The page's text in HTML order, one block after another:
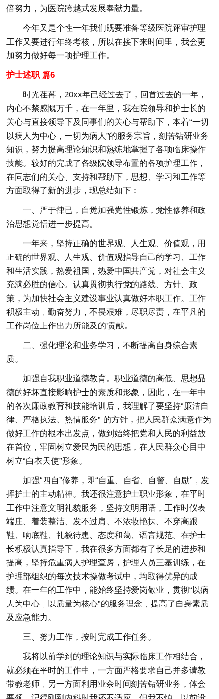
倍努力，为医院跨越式发展奉献力量。
今年又是个性一年我们既要准备等级医院评审护理
工作又要进行年终考核，所以在接下来时间里，我会更
加努力做好每一项护理工作。
护士述职 篇6
时光荏苒，20xx年已经过去了，回首过去的一年，
内心不禁感慨万千，在一年里，我在院领导和护士长的
关心与直接领导下及同事们的关心与帮助下，本着“一切
以病人为中心，一切为病人”的服务宗旨，刻苦钻研业务
知识，努力提高理论知识和熟练地掌握了各项临床操作
技能。较好的完成了各级院领导布置的各项护理工作，
在同志们的关心、支持和帮助下，思想、学习和工作等
方面取得了新的进步，现总结如下：
一、严于律已，自觉加强党性锻炼，党性修养和政
治思想觉悟进一步提高。
一年来，坚持正确的世界观、人生观、价值观，用
正确的世界观、人生观、价值观指导自己的学习、工作
和生活实践，热爱祖国，热爱中国共产党，对社会主义
充满必胜的信心。认真贯彻执行党的路线、方针、政
策，为加快社会主义建设事业认真做好本职工作。工作
积极主动，勤奋努力，不畏艰难，尽职尽责，在平凡的
工作岗位上作出力所能及的'贡献。
二、强化理论和业务学习，不断提高自身综合素
质。
加强自我职业道德教育。职业道德的高低、思想品
德的好坏直接影响护士的素质和形象，因此，在一年中
的各次廉政教育和技能培训后，我理解了要坚持“廉洁自
律、严格执法、热情服务” 的方针，把人民群众满意作为
做好工作的根本出发点，做到始终把党和人民的利益放
在首位，牢固树立爱民为民的思想，在人民群众心目中
树立“白衣天使”形象。
加强“四自”修养，即“自重、自省、自警、自励”，发
挥护士的主动精神。我还很注意护士职业形象，在平时
工作中注意文明礼貌服务，坚持文明用语，工作时仪表
端庄、着装整洁、发不过肩、不浓妆艳抺、不穿高跟
鞋、响底鞋、礼貌待患、态度和蔼、语言规范。在护士
长积极认真指导下，我在很多方面都有了长足的进步和
提高，坚持危重病人护理查房，护理人员三基训练，在
护理部组织的每次技术操做考试中，均取得优异的成
绩。在一年的工作中，能始终坚持爱岗敬业，贯彻“以病
人为中心，以质量为核心”的服务理念，提高了自身素质
及应急能力。
三、努力工作，按时完成工作任务。
我将以前学到的理论知识与实际临床工作相结合，
就必须在平时的工作中，一方面严格要求自己并多请教
带教老师，另一方面利用业余时间刻苦钻研业务，体会